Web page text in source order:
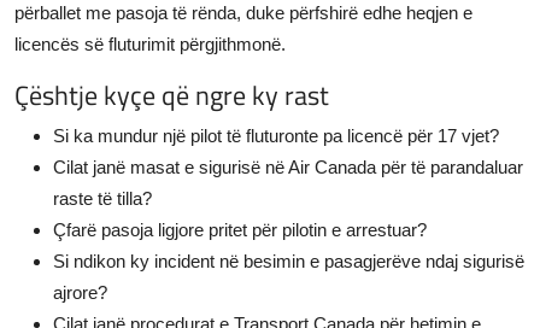
përballet me pasoja të rënda, duke përfshirë edhe heqjen e
licencës së fluturimit përgjithmonë.
Çështje kyçe që ngre ky rast
Si ka mundur një pilot të fluturonte pa licencë për 17 vjet?
Cilat janë masat e sigurisë në Air Canada për të parandaluar
raste të tilla?
Çfarë pasoja ligjore pritet për pilotin e arrestuar?
Si ndikon ky incident në besimin e pasagjerëve ndaj sigurisë
ajrore?
Cilat janë procedurat e Transport Canada për hetimin e